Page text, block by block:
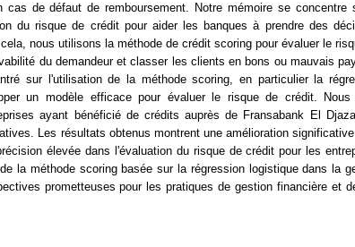
de défaut de remboursement. Notre mémoire se concentre
du risque de crédit pour aider les banques à prendre des
nous utilisons la méthode de crédit scoring pour évaluer le
du demandeur et classer les clients en bons ou mauvais
sur l'utilisation de la méthode scoring, en particulier la
un modèle efficace pour évaluer le risque de crédit. Nous
ayant bénéficié de crédits auprès de Fransabank El
Les résultats obtenus montrent une amélioration
élevée dans l'évaluation du risque de crédit pour les
la méthode scoring basée sur la régression logistique dans la
prometteuses pour les pratiques de gestion financière et